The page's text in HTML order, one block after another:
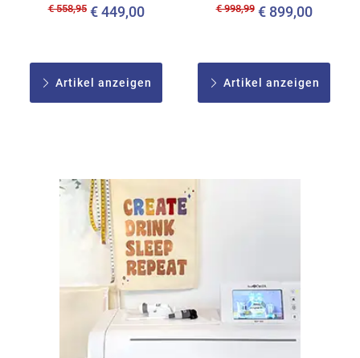
€ 558,95€ 449,00
Artikel anzeigen
€ 998,99€ 899,00
Artikel anzeigen